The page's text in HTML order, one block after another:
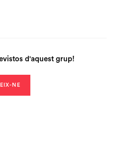
d'aquest grup!
NE